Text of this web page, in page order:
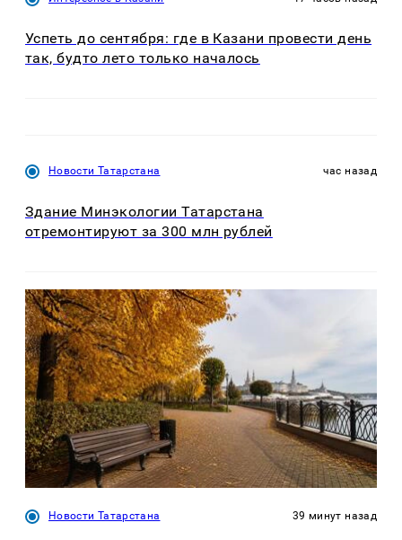
Успеть до сентября: где в Казани провести день
так, будто лето только началось
Новости Татарстана час назад
Здание Минэкологии Татарстана
отремонтируют за 300 млн рублей
Новости Татарстана 39 минут назад